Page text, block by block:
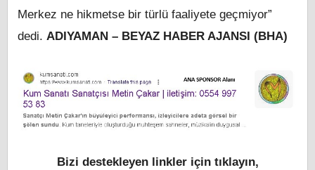
Merkez ne hikmetse bir türlü faaliyete geçmiyor”
dedi. ADIYAMAN – BEYAZ HABER AJANSI (BHA)
Bizi destekleyen linkler için tıklayın,